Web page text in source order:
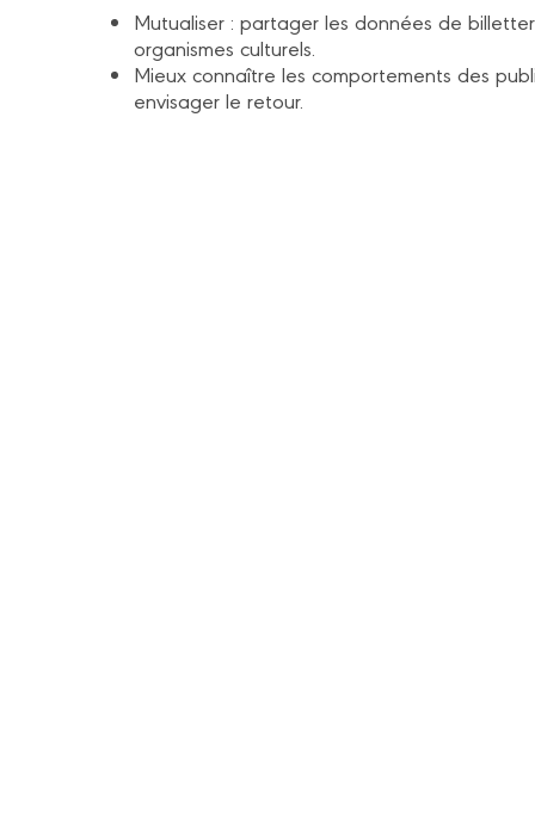
Mutualiser : partager les données de
organismes culturels.
Mieux connaître les comportements des
envisager le retour.